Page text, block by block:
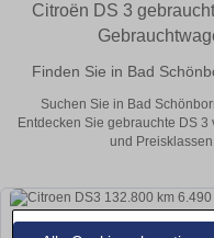
Citroën DS 3
Finden Sie in Bad
Suchen Sie in Bad
Entdecken Sie gebrauchte DS
und